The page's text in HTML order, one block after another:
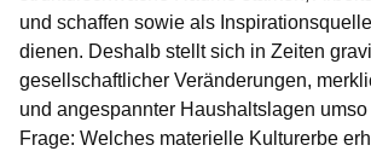
und schaffen sowie als
dienen. Deshalb stellt sich in Zeiten
gesellschaftlicher Veränderungen,
und angespannter Haushaltslagen
Frage: Welches materielle Kulturerbe